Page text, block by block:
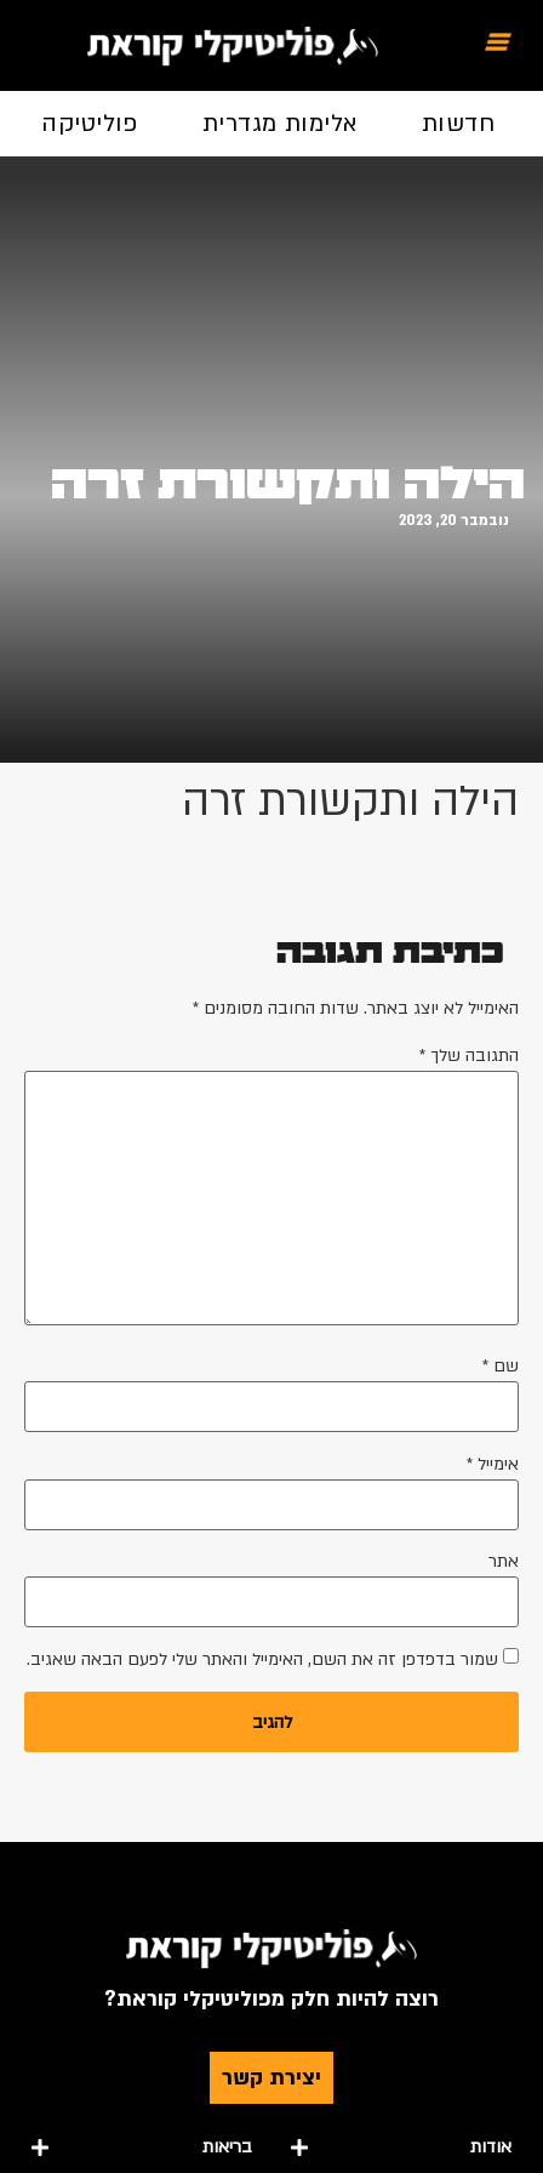
חדשות אלימות מגדרית פוליטיקה
הילה ותקשורת זרה
נובמבר 20, 2023
הילה ותקשורת זרה
כתיבת תגובה
האימייל לא יוצג באתר. שדות החובה מסומנים *
התגובה שלך *
שם *
אימייל *
אתר
שמור בדפדפן זה את השם, האימייל והאתר שלי לפעם הבאה שאגיב.
רוצה להיות חלק מפוליטיקלי קוראת?
יצירת קשר
אודות בריאות